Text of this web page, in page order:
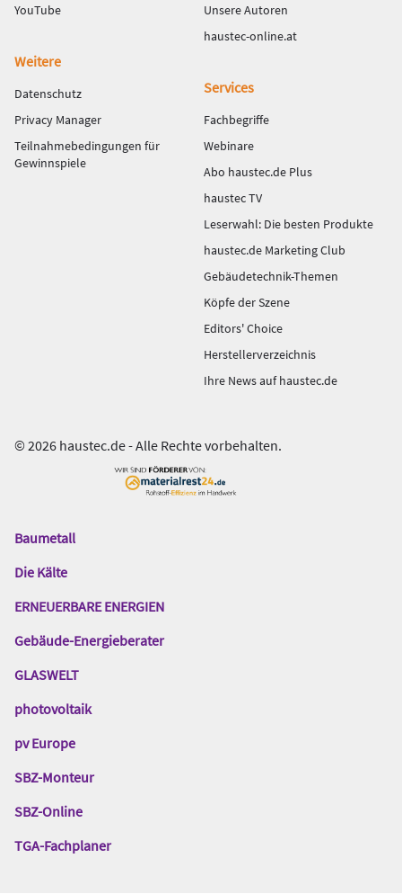
YouTube
Unsere Autoren
haustec-online.at
Weitere
Datenschutz
Privacy Manager
Teilnahmebedingungen für
Gewinnspiele
Services
Fachbegriffe
Webinare
Abo haustec.de Plus
haustec TV
Leserwahl: Die besten Produkte
haustec.de Marketing Club
Gebäudetechnik-Themen
Köpfe der Szene
Editors' Choice
Herstellerverzeichnis
Ihre News auf haustec.de
© 2026 haustec.de - Alle Rechte vorbehalten.
Das
Gentner
Baumetall
Die Kälte
ERNEUERBARE ENERGIEN
Gebäude-Energieberater
GLASWELT
photovoltaik
pv Europe
SBZ-Monteur
SBZ-Online
TGA-Fachplaner